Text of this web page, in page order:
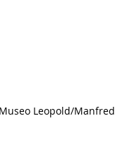
Leopold/Manfred